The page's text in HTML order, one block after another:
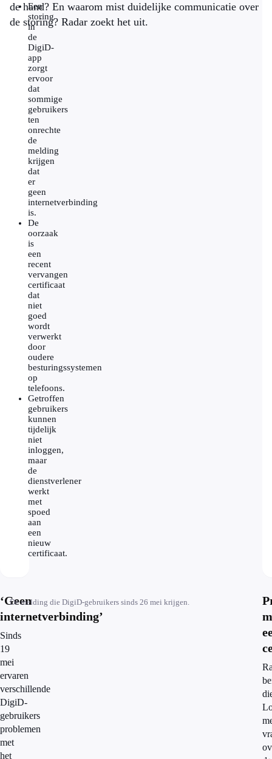
Een
storing
in
de
DigiD-
app
zorgt
ervoor
dat
sommige
gebruikers
ten
onrechte
de
melding
krijgen
dat
er
geen
internetverbinding
is.
De
oorzaak
is
een
recent
vervangen
certificaat
dat
niet
goed
wordt
verwerkt
door
oudere
besturingssystemen
op
telefoons.
Getroffen
gebruikers
kunnen
tijdelijk
niet
inloggen,
maar
de
dienstverlener
werkt
met
spoed
aan
een
nieuw
certificaat.
de hand? En waarom mist duidelijke communicatie over
de storing? Radar zoekt het uit.
‘Geen
internetverbinding’
Sinds
19
mei
ervaren
verschillende
DigiD-
gebruikers
problemen
met
het
De melding die DigiD-gebruikers sinds 26 mei krijgen.